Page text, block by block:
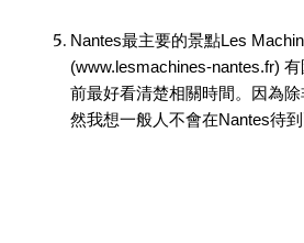
Nantes最主要的景點Les
(www.lesmachines-nantes.fr)
前最好看清楚相關時間。因為
然我想一般人不會在Nantes待